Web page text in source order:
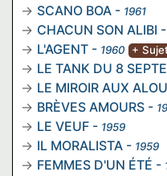
SCANO BOA - 1961
CHACUN SON ALIBI -
L'AGENT - 1960 +
LE TANK DU 8
LE MIROIR AUX
BRÈVES AMOURS -
LE VEUF - 1959
IL MORALISTA - 1959
FEMMES D'UN ÉTÉ -